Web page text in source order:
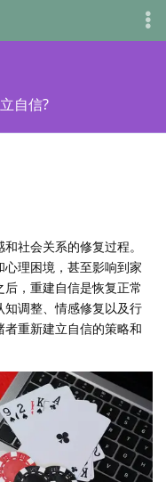
自信?
社会关系的修复过程。
理困境，甚至影响到家
，重建自信是恢复正常
调整、情感修复以及行
重新建立自信的策略和